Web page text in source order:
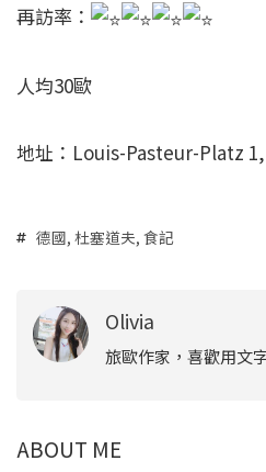
再訪率：
人均30歐
地址：Louis-Pasteur-Platz
德國, 杜塞道夫, 食記
Olivia
旅歐作家，喜歡用文
ABOUT ME